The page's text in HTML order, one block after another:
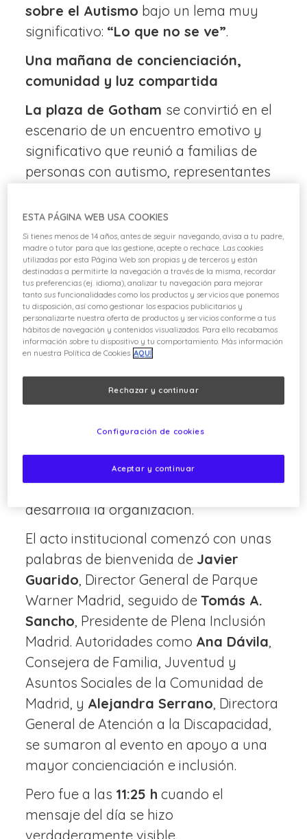
sobre el Autismo bajo un lema muy
significativo: “Lo que no se ve”.
Una mañana de concienciación,
comunidad y luz compartida
La plaza de Gotham se convirtió en el
escenario de un encuentro emotivo y
significativo que reunió a familias de
personas con autismo, representantes
institucionales de la Comunidad de
Madrid y el equipo directivo de Parque
Warner Madrid.
Desde primera hora de la mañana, las
familias que llegaban al parque fueron
recibidas con pases de acceso especial,
pulseras y un pequeño pero simbólico
largo de la mañana, distintos puntos
informativos gestionados por Plena
Inclusión Madrid ofrecieron a los
Trastorno del Espectro Autista (TEA)
y sobre la importante labor que
desarrolla la organización.
El acto institucional comenzó con unas
palabras de bienvenida de Javier
Guarido , Director General de Parque
Warner Madrid, seguido deTomás A.
Sancho , Presidente de Plena Inclusión
Madrid. Autoridades como Ana Dávila
Consejera de Familia, Juventud y
Asuntos Sociales de la Comunidad de
Madrid, y Alejandra Serrano , Directora
General de Atención a la Discapacidad,
se sumaron al evento en apoyo a una
mayor concienciación e inclusión.
Pero fue a las 11:25 h cuando el
mensaje del día se hizo
verdaderamente visible.
ESTA PÁGINA WEB USA COOKIES
Si tienes menos de 14 años, antes de seguir navegando, avisa a tu padre,
madre o tutor para que las gestione, acepte o rechace. Las cookies
utilizadas por esta Página Web son propias y de terceros y están
destinadas a permitirte la navegación a través de la misma, recordar
tus preferencias (ej. idioma), analizar tu navegación para mejorar
tanto sus funcionalidades como los productos y servicios que ponemos
tu disposición, así como gestionar los espacios publicitarios y
personalizarte nuestra oferta de productos y servicios conforme a tus
hábitos de navegación y contenidos visualizados. Para ello recabamos
información sobre tu dispositivo y tu comportamiento. Más información
en nuestra Política de Cookies AQUÍ
Rechazar y continuar
Aceptar y continuar
Configuración de cookies